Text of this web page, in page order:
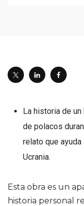
La historia de
de polacos
relato que
Ucrania.
Esta obra es un
historia personal